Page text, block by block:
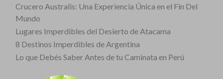
Crucero Australis: Una Experiencia Única en el Fin Del
Mundo
Lugares Imperdibles del Desierto de Atacama
8 Destinos Imperdibles de Argentina
Lo que Debés Saber Antes de tu Caminata en Perú